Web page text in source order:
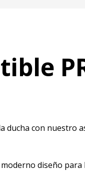
con nuestro
diseño para